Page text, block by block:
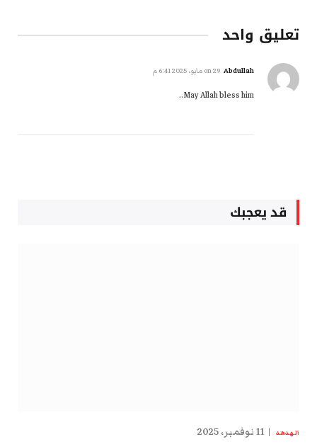
تعليق واحد
Abdullah 29 مايو، 2025 6:41 م
May Allah bless him..
قد يعجبك
الهدهد 11 نوفمبر، 2025